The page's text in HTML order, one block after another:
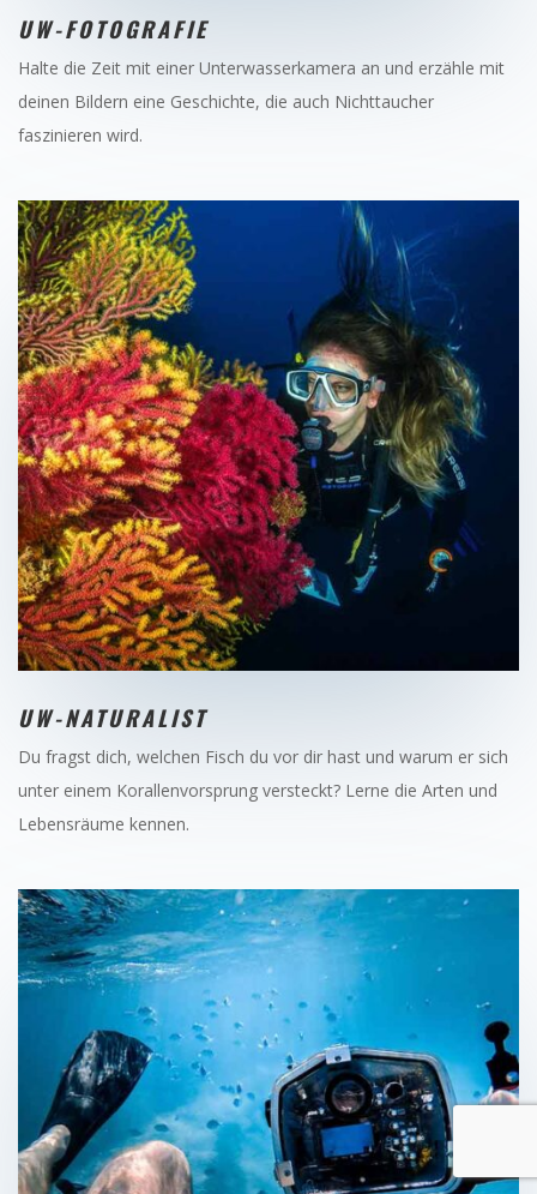
UW-FOTOGRAFIE
Halte die Zeit mit einer Unterwasserkamera an und erzähle mit
deinen Bildern eine Geschichte, die auch Nichttaucher
faszinieren wird.
UW-NATURALIST
Du fragst dich, welchen Fisch du vor dir hast und warum er sich
unter einem Korallenvorsprung versteckt? Lerne die Arten und
Lebensräume kennen.